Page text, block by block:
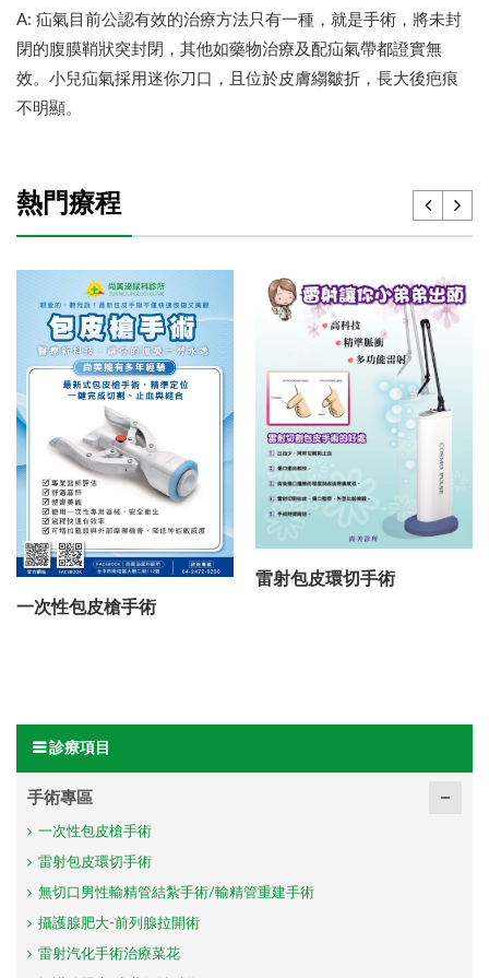
A: 疝氣目前公認有效的治療方法只有一種，就是手術，將未封
閉的腹膜鞘狀突封閉，其他如藥物治療及配疝氣帶都證實無
效。小兒疝氣採用迷你刀口，且位於皮膚縐皺折，長大後疤痕
不明顯。
熱門療程
一次性包皮槍手術
雷射包皮環切手術
診療項目
手術專區
一次性包皮槍手術
雷射包皮環切手術
無切口男性輸精管結紮手術/輸精管重建手術
攝護腺肥大-前列腺拉開術
雷射汽化手術治療菜花